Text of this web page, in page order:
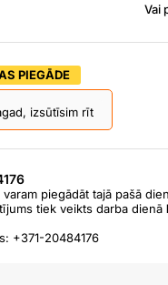
Vai
PIEGĀDE
izsūtīsim rīt
piegādāt tajā pašā
tiek veikts darba dienā
+371-20484176